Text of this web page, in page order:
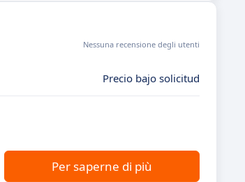
Nessuna recensione degli utenti
Precio bajo solicitud
Per saperne di più